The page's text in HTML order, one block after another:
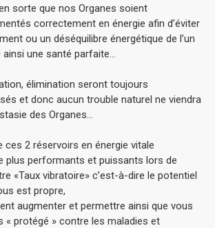
sorte que nos Organes soient
correctement en énergie afin d’éviter
ou un déséquilibre énergétique de l’un
une santé parfaite…
élimination seront toujours
et donc aucun trouble naturel ne viendra
des Organes…
ces 2 réservoirs en énergie vitale
plus performants et puissants lors de
«Taux vibratoire» c’est-à-dire le potentiel
est propre,
augmenter et permettre ainsi que vous
« protégé » contre les maladies et